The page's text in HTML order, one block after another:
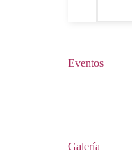
Eventos
Galería